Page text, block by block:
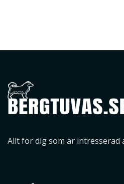
Allt för dig som är intresserad